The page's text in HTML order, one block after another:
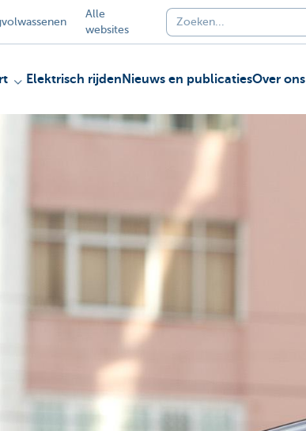
Alle
websites
Elektrisch rijden Nieuws en publicatiesOver ons